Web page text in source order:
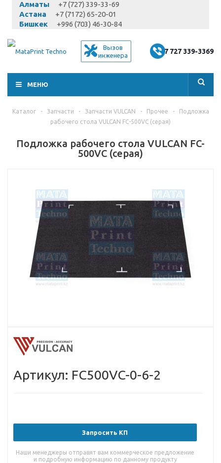
Алматы
+7 (727) 339-33-69
Астана
+7 (7172) 65-20-01
Бишкек
+996 (703) 46-30-84
Вызов
инженера
+7 727 339-3369
МЕНЮ
Каталог - Запчасти - Запчасти VULCAN - Прочее -
Подложка
рабочего стола VULCAN FC-500VC (серая)
Подложка рабочего стола VULCAN FC-
500VC (серая)
Артикул: FC500VC-0-6-2
Запросить КП
Наши менеджеры отправят вам коммерческое предложение
и подробную информацию по данному продукту